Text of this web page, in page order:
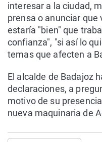
interesar a la ciudad,
prensa o anunciar que
estaría "bien" que
confianza", "si así lo
temas que afecten a
El alcalde de Badajoz
declaraciones, a
motivo de su
nueva maquinaria de